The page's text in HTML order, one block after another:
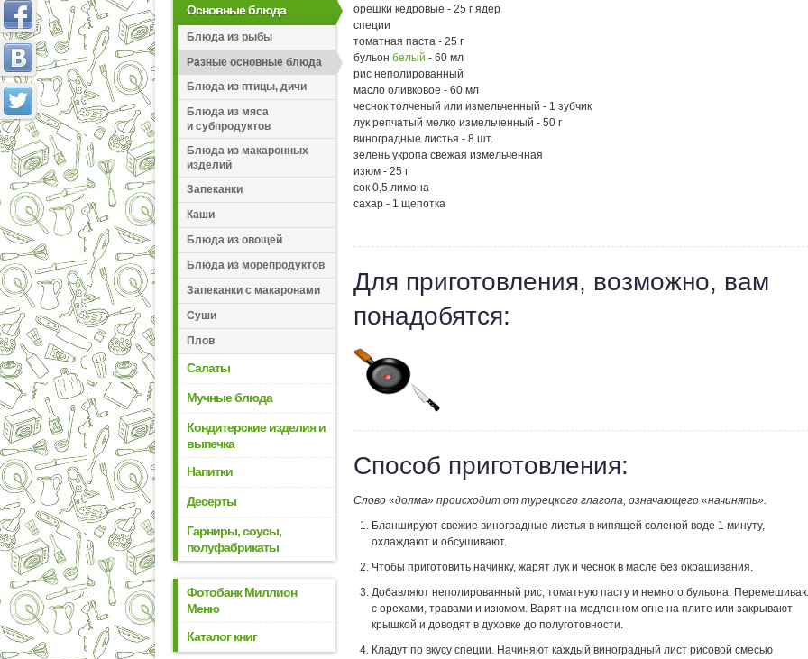
Основные блюда
Блюда из рыбы
Разные основные блюда
Блюда из птицы, дичи
Блюда из мяса
и субпродуктов
Блюда из макаронных
изделий
Запеканки
Каши
Блюда из овощей
Блюда из морепродуктов
Запеканки с макаронами
Суши
Плов
Салаты
Мучные блюда
Кондитерские изделия и
выпечка
Напитки
Десерты
Гарниры, соусы,
полуфабрикаты
Фотобанк Миллион
Меню
Каталог книг
орешки кедровые - 25 г ядер
специи
томатная паста - 25 г
бульон белый - 60 мл
рис неполированный
масло оливковое - 60 мл
чеснок толченый или измельченный - 1 зубчик
лук репчатый мелко измельченный - 50 г
виноградные листья - 8 шт.
зелень укропа свежая измельченная
изюм - 25 г
сок 0,5 лимона
сахар - 1 щепотка
Для приготовления, возможно, вам
понадобятся:
Способ приготовления:
Слово «долма» происходит от турецкого глагола, означающего «начинять».
Бланшируют свежие виноградные листья в кипящей соленой воде 1 минуту,
охлаждают и обсушивают.
Чтобы приготовить начинку, жарят лук и чеснок в масле без окрашивания.
Добавляют неполированный рис, томатную пасту и немного бульона.
с орехами, травами и изюмом. Варят на медленном огне на плите или закрывают
крышкой и доводят в духовке до полуготовности.
Кладут по вкусу специи. Начиняют каждый виноградный лист рисовой смесью